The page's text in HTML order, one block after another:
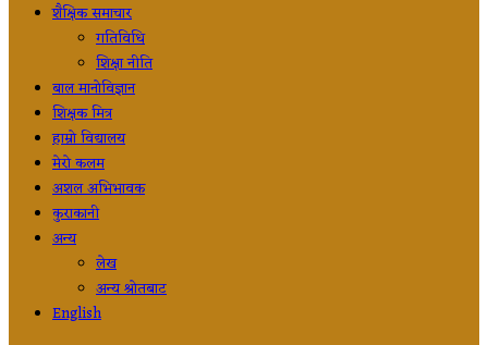
शैक्षिक समाचार
गतिविधि
शिक्षा नीति
बाल मानोविज्ञान
शिक्षक मित्र
हाम्रो विद्यालय
मेरो कलम
अशल अभिभावक
कुराकानी
अन्य
लेख
अन्य श्रोतबाट
English